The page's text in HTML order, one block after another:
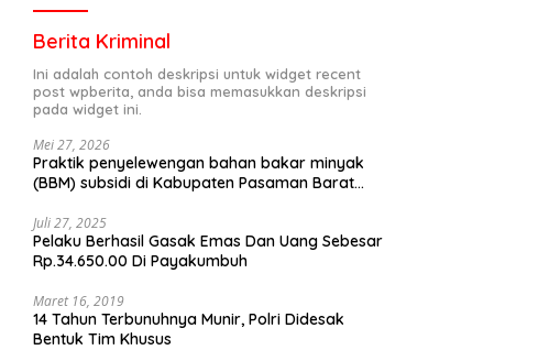
Berita Kriminal
Ini adalah contoh deskripsi untuk widget recent
post wpberita, anda bisa memasukkan deskripsi
pada widget ini.
Mei 27, 2026
Praktik penyelewengan bahan bakar minyak
(BBM) subsidi di Kabupaten Pasaman Barat
Juli 27, 2025
Pelaku Berhasil Gasak Emas Dan Uang Sebesar
Rp.34.650.00 Di Payakumbuh
Maret 16, 2019
14 Tahun Terbunuhnya Munir, Polri Didesak
Bentuk Tim Khusus